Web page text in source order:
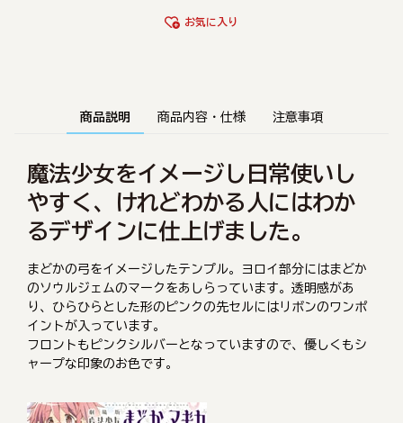
お気に入り
商品説明 商品内容・仕様 注意事項
魔法少女をイメージし日常使いし
やすく、けれどわかる人にはわか
るデザインに仕上げました。
まどかの弓をイメージしたテンプル。ヨロイ部分にはまどか
のソウルジェムのマークをあしらっています。透明感があ
り、ひらひらとした形のピンクの先セルにはリボンのワンポ
イントが入っています。
フロントもピンクシルバーとなっていますので、優しくもシ
ャープな印象のお色です。